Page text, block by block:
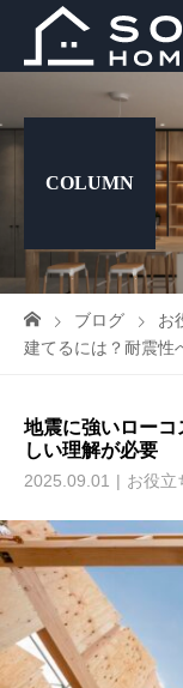
COLUMN
ブログ お
建てるには？耐震性
地震に強いロー
しい理解が必要
2025.09.01 お役立